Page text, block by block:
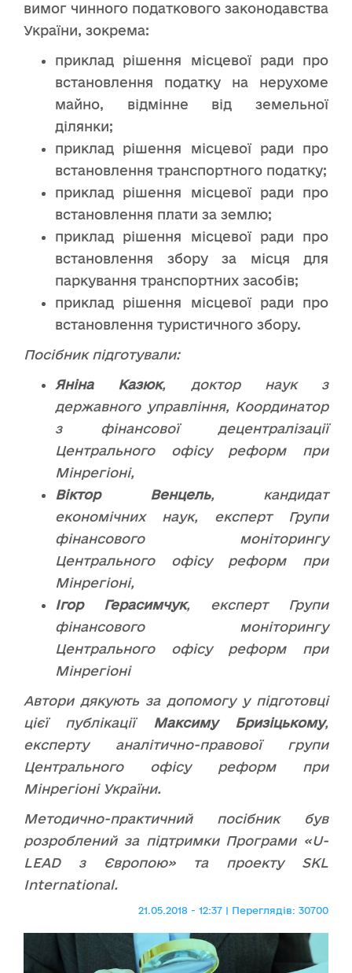
вимог чинного податкового законодавства
України, зокрема:
приклад рішення місцевої ради про
встановлення податку на нерухоме
майно, відмінне від земельної
ділянки;
приклад рішення місцевої ради про
встановлення транспортного податку;
приклад рішення місцевої ради про
встановлення плати за землю;
приклад рішення місцевої ради про
встановлення збору за місця для
паркування транспортних засобів;
приклад рішення місцевої ради про
встановлення туристичного збору.
Посібник підготували:
Яніна Казюк, доктор наук з
державного управління, Координатор
з фінансової децентралізації
Центрального офісу реформ при
Мінрегіоні,
Віктор Венцель, кандидат
економічних наук, експерт Групи
фінансового моніторингу
Центрального офісу реформ при
Мінрегіоні,
Ігор Герасимчук, експерт Групи
фінансового моніторингу
Центрального офісу реформ при
Мінрегіоні
Автори дякують за допомогу у підготовці
цієї публікації
Максиму Бризіцькому,
експерту аналітично-правової групи
Центрального офісу реформ при
Мінрегіоні України.
Методично-практичний посібник був
розроблений за підтримки Програми «U-
LEAD з Європою» та проекту SKL
International.
21.05.2018 - 12:37 | Переглядів: 30700